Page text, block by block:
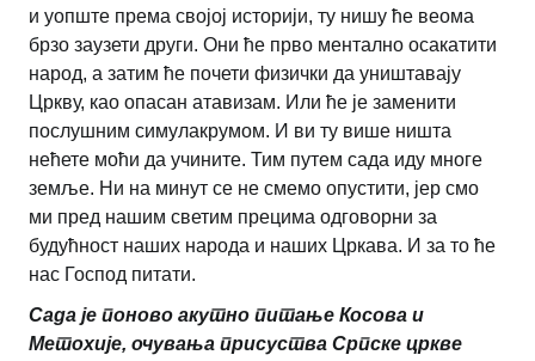
и уопште према својој историји, ту нишу ће веома
брзо заузети други. Они ће прво ментално осакатити
народ, а затим ће почети физички да уништавају
Цркву, као опасан атавизам. Или ће је заменити
послушним симулакрумом. И ви ту више ништа
нећете моћи да учините. Тим путем сада иду многе
земље. Ни на минут се не смемо опустити, јер смо
ми пред нашим светим прецима одговорни за
будућност наших народа и наших Цркава. И за то ће
нас Господ питати.
Сада је поново акутно питање Косова и
Метохије, очувања присуства Српске цркве